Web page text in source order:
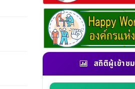
สถิติผู้เข้าชม